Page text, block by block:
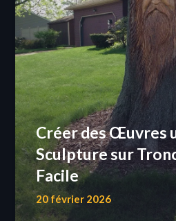
Créer des Œuvres
Sculpture sur
Facile
20 février 2026